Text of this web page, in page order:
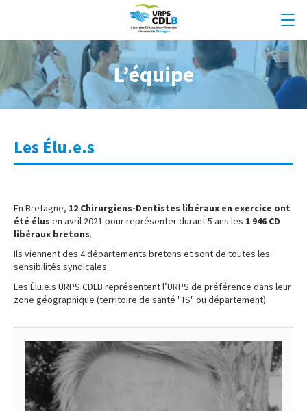
L’équipe
Les Élu.e.s
En Bretagne, 12 Chirurgiens-Dentistes libéraux en exercice ont
été élus en avril 2021 pour représenter durant 5 ans les 1 946 CD
libéraux bretons.
Ils viennent des 4 départements bretons et sont de toutes les
sensibilités syndicales.
Les Élu.e.s URPS CDLB représentent l’URPS de préférence dans leur
zone géographique (territoire de santé "TS" ou département).